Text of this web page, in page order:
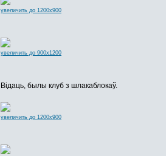
увеличить до 1200x900
увеличить до 900x1200
Відаць, былы клуб з шлакаблокаў.
увеличить до 1200x900